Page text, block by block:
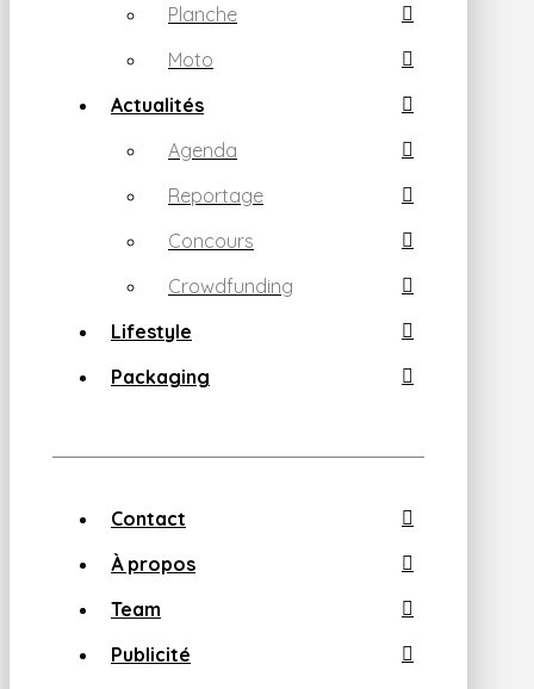
Planche
Moto
Actualités
Agenda
Reportage
Concours
Crowdfunding
Lifestyle
Packaging
Contact
À propos
Team
Publicité